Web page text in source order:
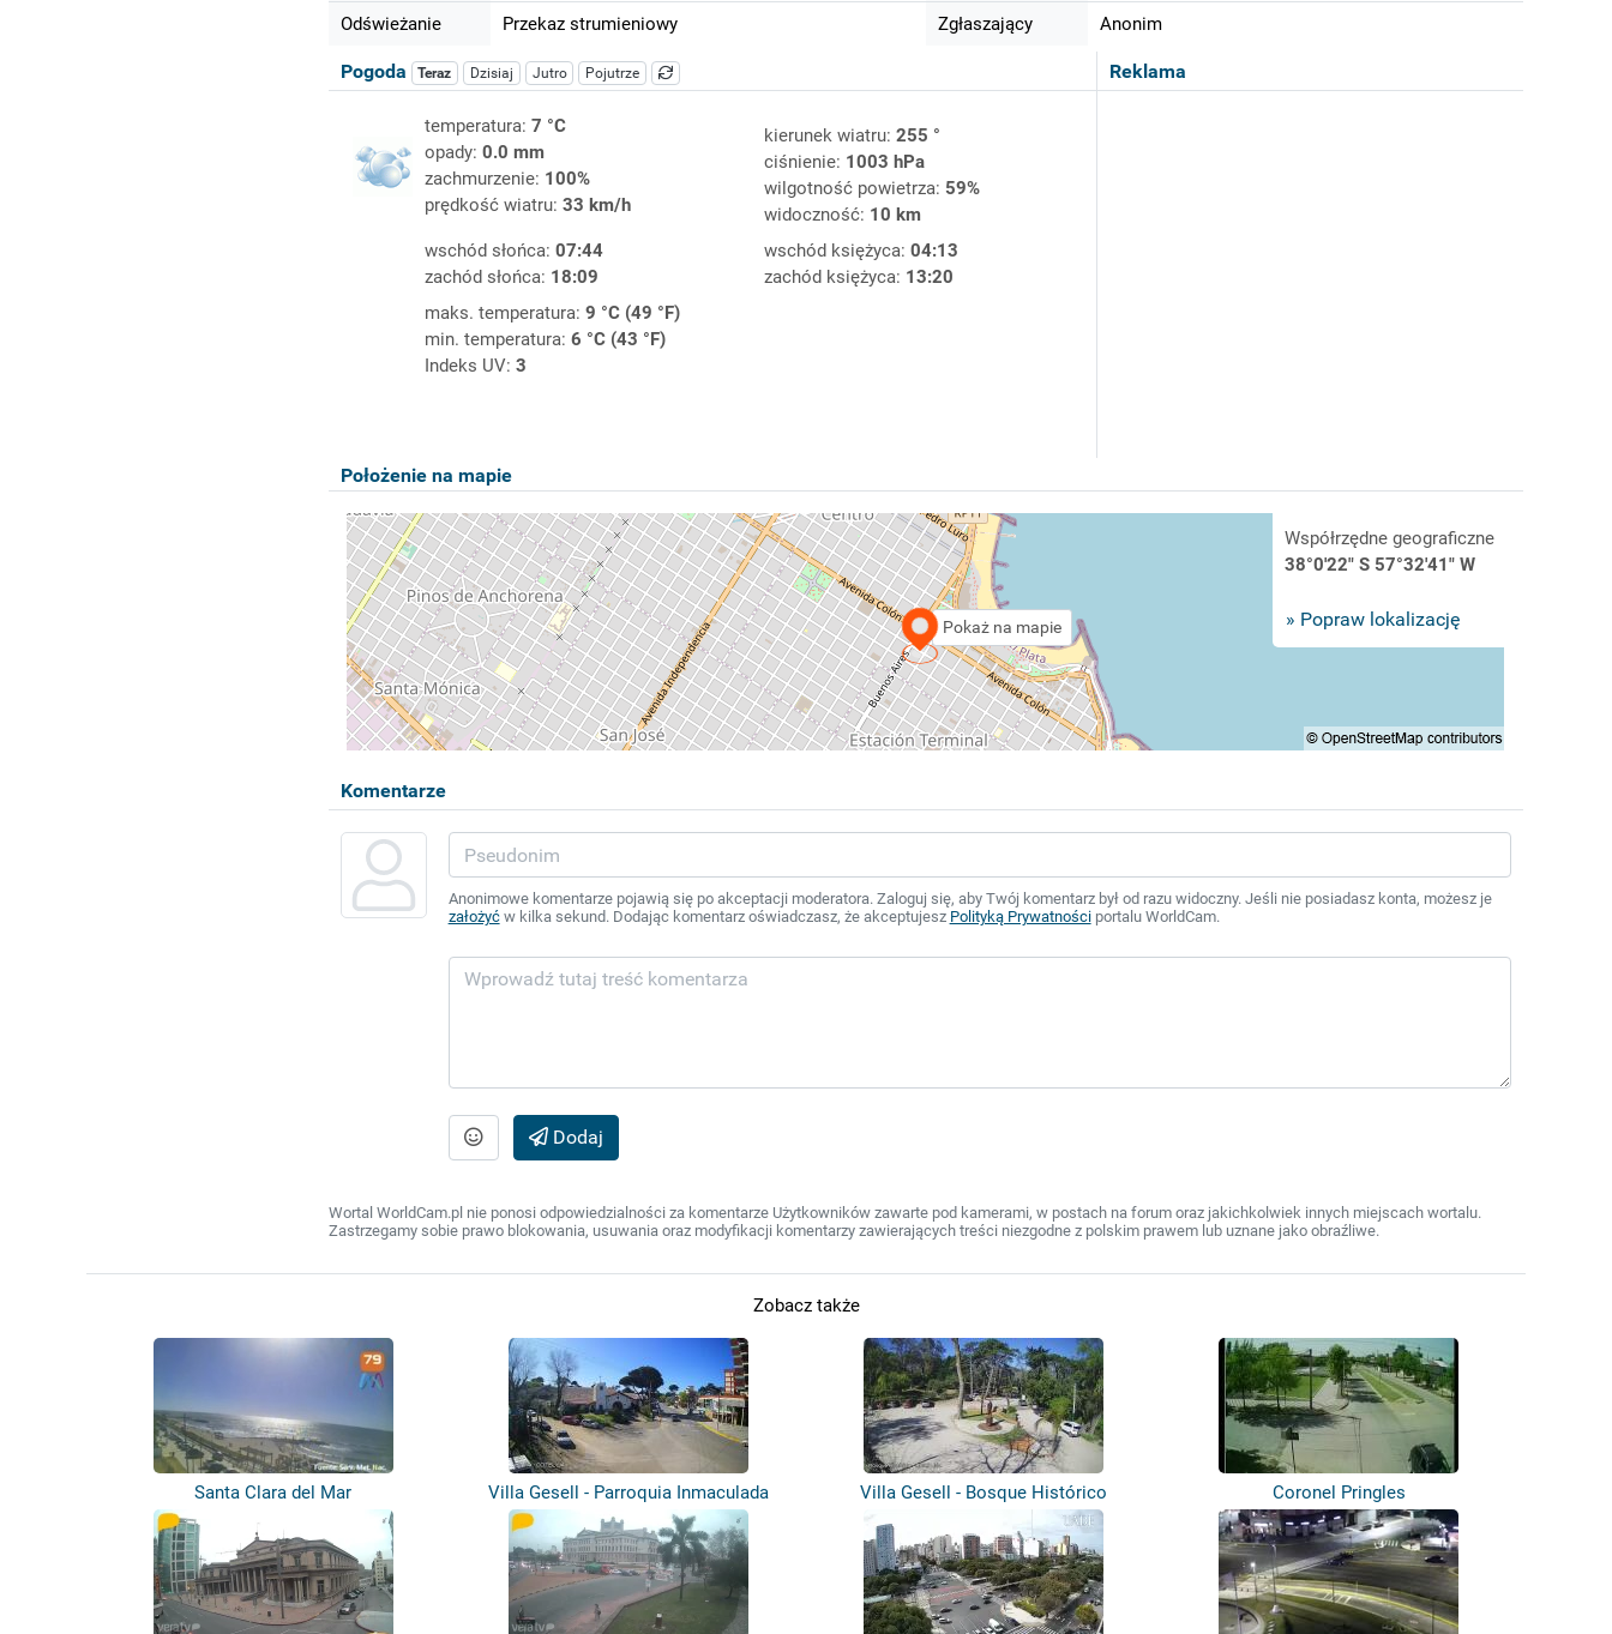
Odświeżanie Przekaz strumieniowy Zgłaszający Anonim
Reklama
Pogoda Teraz Dzisiaj Jutro Pojutrze
temperatura: 7 °C
opady: 0.0 mm
zachmurzenie: 100%
prędkość wiatru: 33 km/h
kierunek wiatru: 255 °
ciśnienie: 1003 hPa
wilgotność powietrza: 59%
widoczność: 10 km
wschód słońca: 07:44
zachód słońca: 18:09
wschód księżyca: 04:13
zachód księżyca: 13:20
maks. temperatura: 9 °C (49 °F)
min. temperatura: 6 °C (43 °F)
Indeks UV: 3
Położenie na mapie
Pokaż na mapie
Współrzędne geograficzne
38°0'22" S 57°32'41" W
» Popraw lokalizację
Komentarze
Anonimowe komentarze pojawią się po akceptacji moderatora. Zaloguj się, aby Twój komentarz był od razu widoczny. Jeśli nie posiadasz konta, możesz je
założyćw kilka sekund. Dodając komentarz oświadczasz, że akceptujesz Polityką Prywatnościportalu WorldCam.
Dodaj
Wortal WorldCam.pl nie ponosi odpowiedzialności za komentarze Użytkowników zawarte pod kamerami, w postach na forum oraz jakichkolwiek innych miejscach wortalu.
Zastrzegamy sobie prawo blokowania, usuwania oraz modyfikacji komentarzy zawierających treści niezgodne z polskim prawem lub uznane jako obraźliwe.
Zobacz także
Santa Clara del Mar
Villa Gesell - Parroquia Inmaculada
Conc...
Villa Gesell - Bosque Histórico Coronel Pringles